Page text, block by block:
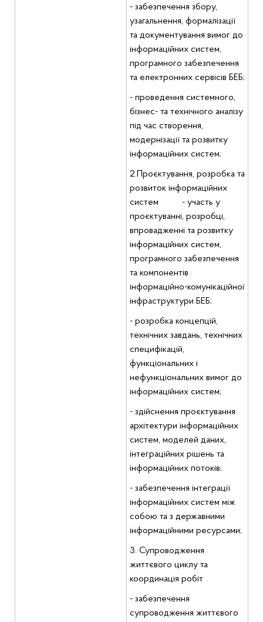
- забезпечення збору,
узагальнення, формалізації
та документування вимог до
інформаційних систем,
програмного забезпечення
та електронних сервісів БЕБ;
- проведення системного,
бізнес- та технічного аналізу
під час створення,
модернізації та розвитку
інформаційних систем;
2.Проєктування, розробка та
розвиток інформаційних
систем - участь у
проєктуванні, розробці,
впровадженні та розвитку
інформаційних систем,
програмного забезпечення
та компонентів
інформаційно-комунікаційної
інфраструктури БЕБ;
- розробка концепцій,
технічних завдань, технічних
специфікацій,
функціональних і
нефункціональних вимог до
інформаційних систем;
- здійснення проєктування
архітектури інформаційних
систем, моделей даних,
інтеграційних рішень та
інформаційних потоків;
- забезпечення інтеграції
інформаційних систем між
собою та з державними
інформаційними ресурсами;
3. Супроводження
життєвого циклу та
координація робіт
- забезпечення
супроводження життєвого